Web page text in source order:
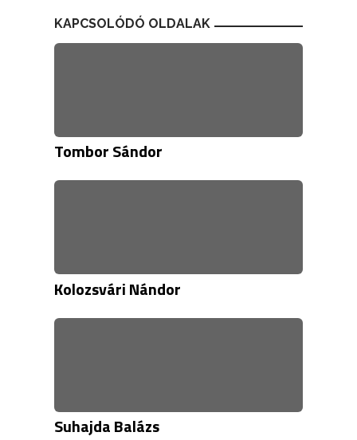
KAPCSOLÓDÓ OLDALAK
Tombor Sándor
Kolozsvári Nándor
Suhajda Balázs